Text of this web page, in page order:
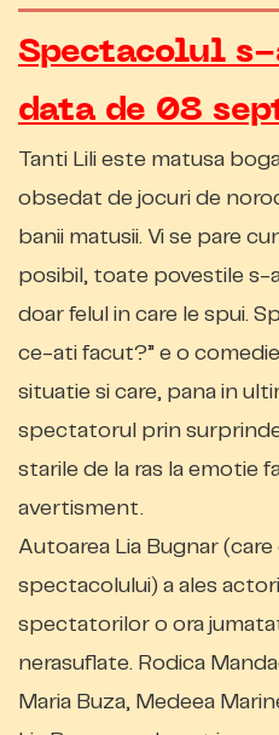
Spectacolul
data de 08
Tanti Lili este matusa
obsedat de jocuri de
banii matusii. Vi se pare
posibil, toate povestile s-
doar felul in care le spui.
ce-ati facut?” e o
situatie si care, pana in
spectatorul prin
starile de la ras la emotie
avertisment.
Autoarea Lia Bugnar (care
spectacolului) a ales
spectatorilor o ora
nerasuflate. Rodica
Maria Buza, Medeea